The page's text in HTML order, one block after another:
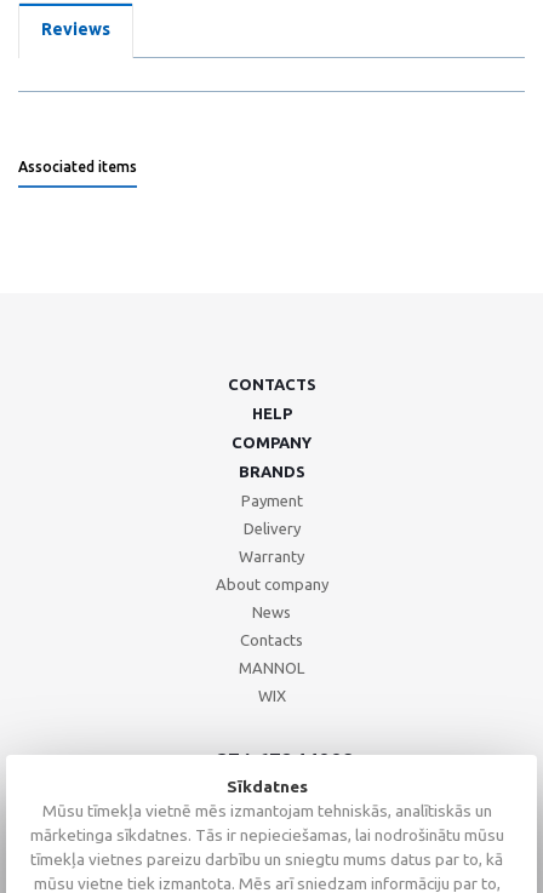
Reviews
Associated items
CONTACTS
HELP
COMPANY
BRANDS
Payment
Delivery
Warranty
About company
News
Contacts
MANNOL
WIX
+371 67244008
+371 67271055
+371 26002793
Sīkdatnes
Mūsu tīmekļa vietnē mēs izmantojam tehniskās, analītiskās un
mārketinga sīkdatnes. Tās ir nepieciešamas, lai nodrošinātu mūsu
tīmekļa vietnes pareizu darbību un sniegtu mums datus par to, kā
mūsu vietne tiek izmantota. Mēs arī sniedzam informāciju par to,